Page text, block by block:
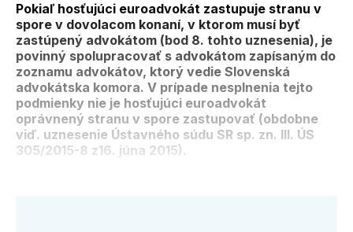
Pokiaľ hosťujúci euroadvokát zastupuje stranu v
spore v dovolacom konaní, v ktorom musí byť
zastúpený advokátom (bod 8. tohto uznesenia), je
povinný spolupracovať s advokátom zapísaným do
zoznamu advokátov, ktorý vedie Slovenská
advokátska komora. V prípade nesplnenia tejto
podmienky nie je hosťujúci euroadvokát
oprávnený stranu v spore zastupovať (obdobne
viď. uznesenie Ústavného súdu SR sp. zn. III. ÚS
305/2015-8 z16. júna 2015).